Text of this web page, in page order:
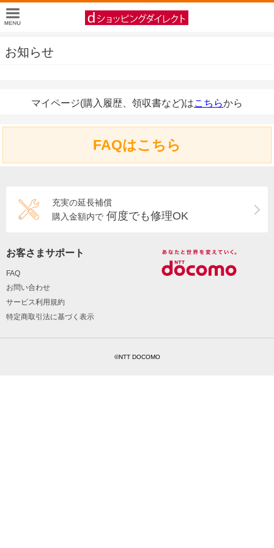
お知らせ
マイページ(購入履歴、領収書など)はこちらから
FAQはこちら
充実の延長補償
購入金額内で 何度でも修理OK
お客さまサポート
FAQ
お問い合わせ
サービス利用規約
特定商取引法に基づく表示
©NTT DOCOMO